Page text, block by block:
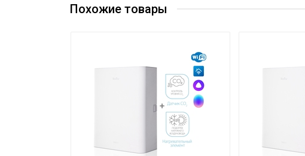
Макс.
мобильного
приложения по Wi-Fi
Да
самодиагностики
Регулировка
Похожие товары